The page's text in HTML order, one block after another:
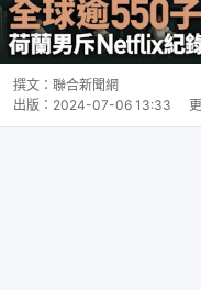
撰文： 聯合新聞網
出版： 2024-07-06 13:33